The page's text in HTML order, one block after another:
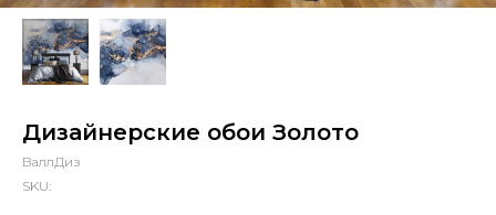
Дизайнерские обои Золото
ВаллДиз
SKU: